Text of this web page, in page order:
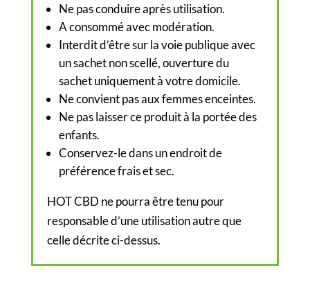
Ne pas conduire après utilisation.
A consommé avec modération.
Interdit d’être sur la voie publique avec
un sachet non scellé, ouverture du
sachet uniquement à votre domicile.
Ne convient pas aux femmes enceintes.
Ne pas laisser ce produit à la portée des
enfants.
Conservez-le dans un endroit de
préférence frais et sec.
HOT CBD ne pourra être tenu pour
responsable d’une utilisation autre que
celle décrite ci-dessus.